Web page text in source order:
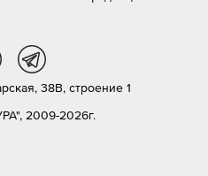
2009-2026г.
38В, строение 1